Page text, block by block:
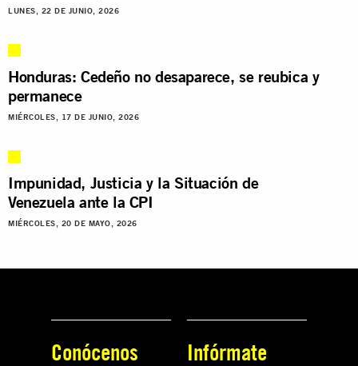
LUNES, 22 DE JUNIO, 2026
Honduras: Cedeño no desaparece, se reubica y
permanece
MIÉRCOLES, 17 DE JUNIO, 2026
Impunidad, Justicia y la Situación de
Venezuela ante la CPI
MIÉRCOLES, 20 DE MAYO, 2026
Conócenos Infórmate